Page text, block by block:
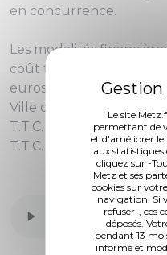
Le site
permettant de
et d'améliorer
aux
cliquez sur -
Metz et ses
cookies sur
navigation. Si
refuser-, ces
déposés.
pendant 13
informé et
en concurrence.
Les modalités
coût total toutes
euros, prévoient une
Ville de Metz d'un
T.T.C. comprenant un
T.T.C. à l'INSEE.